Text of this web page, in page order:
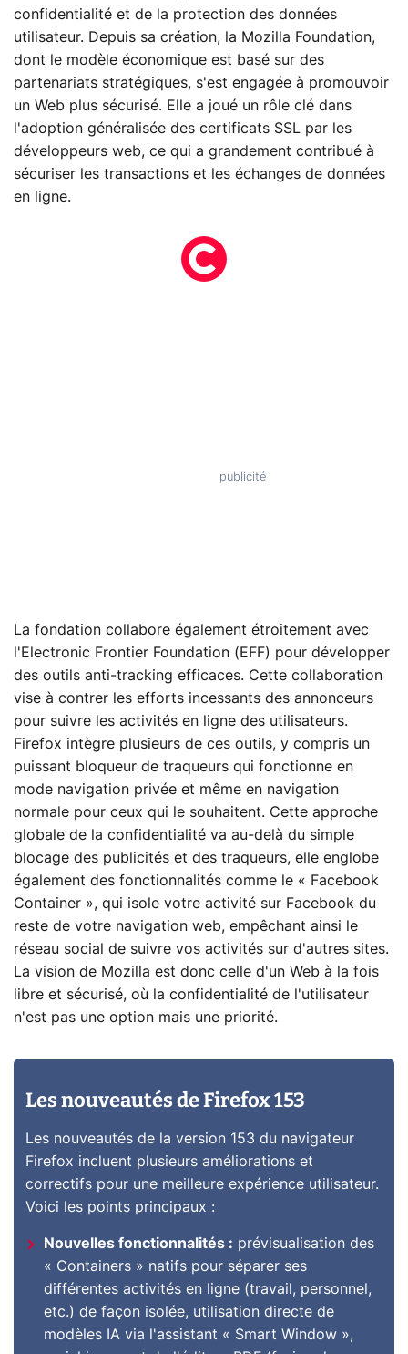
confidentialité et de la protection des données
utilisateur. Depuis sa création, la Mozilla Foundation,
dont le modèle économique est basé sur des
partenariats stratégiques, s'est engagée à promouvoir
un Web plus sécurisé. Elle a joué un rôle clé dans
l'adoption généralisée des certificats SSL par les
développeurs web, ce qui a grandement contribué à
sécuriser les transactions et les échanges de données
en ligne.
La fondation collabore également étroitement avec
l'Electronic Frontier Foundation (EFF) pour développer
des outils anti-tracking efficaces. Cette collaboration
vise à contrer les efforts incessants des annonceurs
pour suivre les activités en ligne des utilisateurs.
Firefox intègre plusieurs de ces outils, y compris un
puissant bloqueur de traqueurs qui fonctionne en
mode navigation privée et même en navigation
normale pour ceux qui le souhaitent. Cette approche
globale de la confidentialité va au-delà du simple
blocage des publicités et des traqueurs, elle englobe
également des fonctionnalités comme le « Facebook
Container », qui isole votre activité sur Facebook du
reste de votre navigation web, empêchant ainsi le
réseau social de suivre vos activités sur d'autres sites.
La vision de Mozilla est donc celle d'un Web à la fois
libre et sécurisé, où la confidentialité de l'utilisateur
n'est pas une option mais une priorité.
Les nouveautés de Firefox 153
Les nouveautés de la version 153 du navigateur
Firefox incluent plusieurs améliorations et
correctifs pour une meilleure expérience utilisateur.
Voici les points principaux :
Nouvelles fonctionnalités : prévisualisation des
« Containers » natifs pour séparer ses
différentes activités en ligne (travail, personnel,
etc.) de façon isolée, utilisation directe de
modèles IA via l'assistant « Smart Window »,